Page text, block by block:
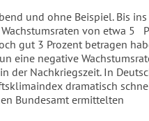
und ohne Beispiel. Bis ins
von etwa 5
gut 3 Prozent betragen
eine negative
der Nachkriegszeit. In
dramatisch
Bundesamt ermittelten